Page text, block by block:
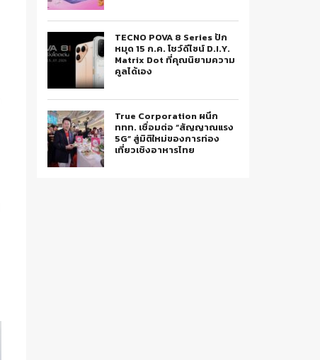
TECNO POVA 8 Series ปัก
หมุด 15 ก.ค. โชว์ดีไซน์ D.I.Y.
Matrix Dot ที่คุณนิยามความ
คูลได้เอง
True Corporation ผนึก
ททท. เชื่อมต่อ “สัญญาณแรง
5G” สู่มิติใหม่ของการท่อง
เที่ยวเชิงอาหารไทย